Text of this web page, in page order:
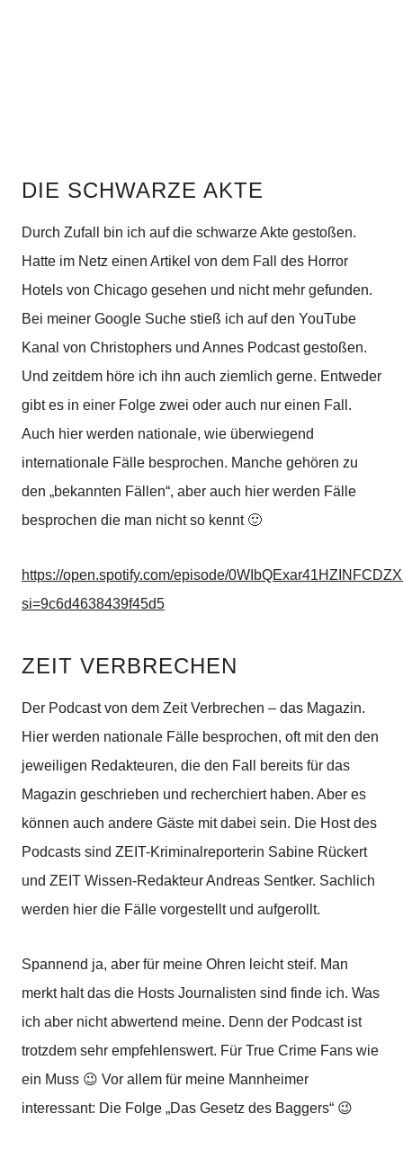
DIE SCHWARZE AKTE
Durch Zufall bin ich auf die schwarze Akte gestoßen.
Hatte im Netz einen Artikel von dem Fall des Horror
Hotels von Chicago gesehen und nicht mehr gefunden.
Bei meiner Google Suche stieß ich auf den YouTube
Kanal von Christophers und Annes Podcast gestoßen.
Und zeitdem höre ich ihn auch ziemlich gerne. Entweder
gibt es in einer Folge zwei oder auch nur einen Fall.
Auch hier werden nationale, wie überwiegend
internationale Fälle besprochen. Manche gehören zu
den „bekannten Fällen“, aber auch hier werden Fälle
besprochen die man nicht so kennt 🙂
https://open.spotify.com/episode/
si=9c6d4638439f45d5
ZEIT VERBRECHEN
Der Podcast von dem Zeit Verbrechen – das Magazin.
Hier werden nationale Fälle besprochen, oft mit den den
jeweiligen Redakteuren, die den Fall bereits für das
Magazin geschrieben und recherchiert haben. Aber es
können auch andere Gäste mit dabei sein. Die Host des
Podcasts sind ZEIT-Kriminalreporterin Sabine Rückert
und ZEIT Wissen-Redakteur Andreas Sentker. Sachlich
werden hier die Fälle vorgestellt und aufgerollt.
Spannend ja, aber für meine Ohren leicht steif. Man
merkt halt das die Hosts Journalisten sind finde ich. Was
ich aber nicht abwertend meine. Denn der Podcast ist
trotzdem sehr empfehlenswert. Für True Crime Fans wie
ein Muss 😉 Vor allem für meine Mannheimer
interessant: Die Folge „Das Gesetz des Baggers“ 😉